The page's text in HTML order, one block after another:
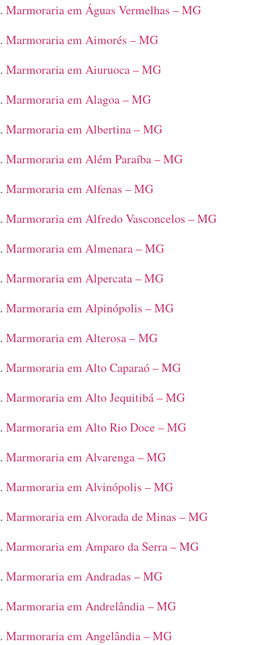
Marmoraria em Águas Vermelhas – MG
Marmoraria em Aimorés – MG
Marmoraria em Aiuruoca – MG
Marmoraria em Alagoa – MG
Marmoraria em Albertina – MG
Marmoraria em Além Paraíba – MG
Marmoraria em Alfenas – MG
Marmoraria em Alfredo Vasconcelos – MG
Marmoraria em Almenara – MG
Marmoraria em Alpercata – MG
Marmoraria em Alpinópolis – MG
Marmoraria em Alterosa – MG
Marmoraria em Alto Caparaó – MG
Marmoraria em Alto Jequitibá – MG
Marmoraria em Alto Rio Doce – MG
Marmoraria em Alvarenga – MG
Marmoraria em Alvinópolis – MG
Marmoraria em Alvorada de Minas – MG
Marmoraria em Amparo da Serra – MG
Marmoraria em Andradas – MG
Marmoraria em Andrelândia – MG
Marmoraria em Angelândia – MG